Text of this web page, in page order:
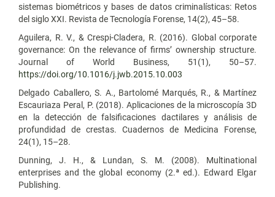
sistemas biométricos y bases de datos criminalísticas: Retos
del siglo XXI. Revista de Tecnología Forense, 14(2), 45–58.
Aguilera, R. V., & Crespi-Cladera, R. (2016). Global corporate
governance: On the relevance of firms’ ownership structure.
Journal of World Business, 51(1), 50–57.
https://doi.org/10.1016/j.jwb.2015.10.003
Delgado Caballero, S. A., Bartolomé Marqués, R., & Martínez
Escauriaza Peral, P. (2018). Aplicaciones de la microscopía 3D
en la detección de falsificaciones dactilares y análisis de
profundidad de crestas. Cuadernos de Medicina Forense,
24(1), 15–28.
Dunning, J. H., & Lundan, S. M. (2008). Multinational
enterprises and the global economy (2.ª ed.). Edward Elgar
Publishing.